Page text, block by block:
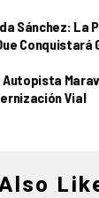
Sánchez: La
Conquistará
Autopista
Vial